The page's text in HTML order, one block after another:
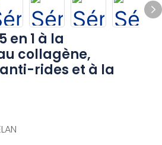
en 1 à la
collagène,
rides et à la